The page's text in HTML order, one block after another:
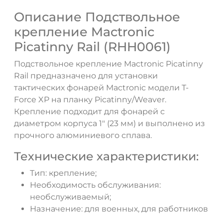
Описание Подствольное
крепление Mactronic
Picatinny Rail (RHH0061)
Подствольное крепление Mactronic Picatinny
Rail предназначено для установки
тактических фонарей Mactronic модели T-
Force XP на планку Picatinny/Weaver.
Крепление подходит для фонарей с
диаметром корпуса 1" (23 мм) и выполнено из
прочного алюминиевого сплава.
Технические характеристики:
Тип: крепление;
Необходимость обслуживания:
необслуживаемый;
Назначение: для военных, для работников